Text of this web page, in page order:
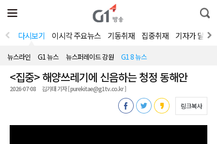
전
체
뉴
열
통
합
색
다시보기 이시각 주요뉴스 기동취재 집중취재 기자가 달려
뉴스라인 G1 뉴스 뉴스퍼레이드 강원 G1 8 뉴스
<집중> 해양쓰레기에 신음하는 청정 동해안
2026-07-08 김기태 기자 [ purekitae@g1tv.co.kr ]
링크복사